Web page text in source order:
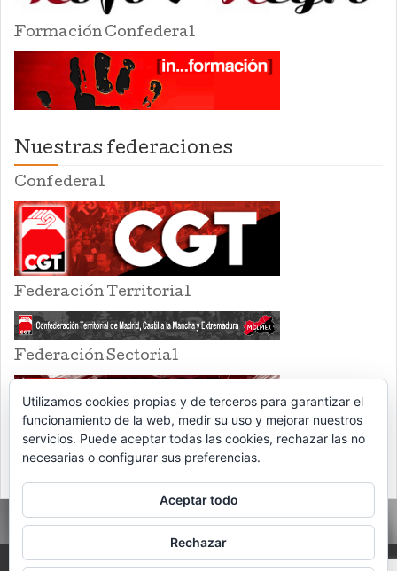
Formación Confederal
Nuestras federaciones
Confederal
Federación Territorial
Federación Sectorial
Utilizamos cookies propias y de terceros para garantizar el
funcionamiento de la web, medir su uso y mejorar nuestros
servicios. Puede aceptar todas las cookies, rechazar las no
necesarias o configurar sus preferencias.
Aceptar todo
Rechazar